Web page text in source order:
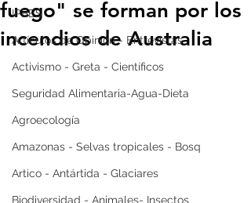
IPBES
Artículos de Opinión - Entrevistas
Activismo - Greta - Científicos
Seguridad Alimentaria-Agua-Dieta
Agroecología
Amazonas - Selvas tropicales - Bosq
Artico - Antártida - Glaciares
Biodiversidad - Animales- Insectos
fuego" se forman por los
incendios de Australia